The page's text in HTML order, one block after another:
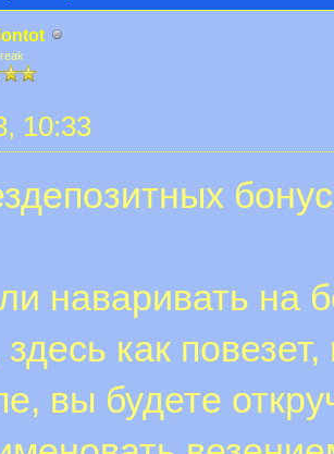
10:33
наваривать на
здесь как
вы будете